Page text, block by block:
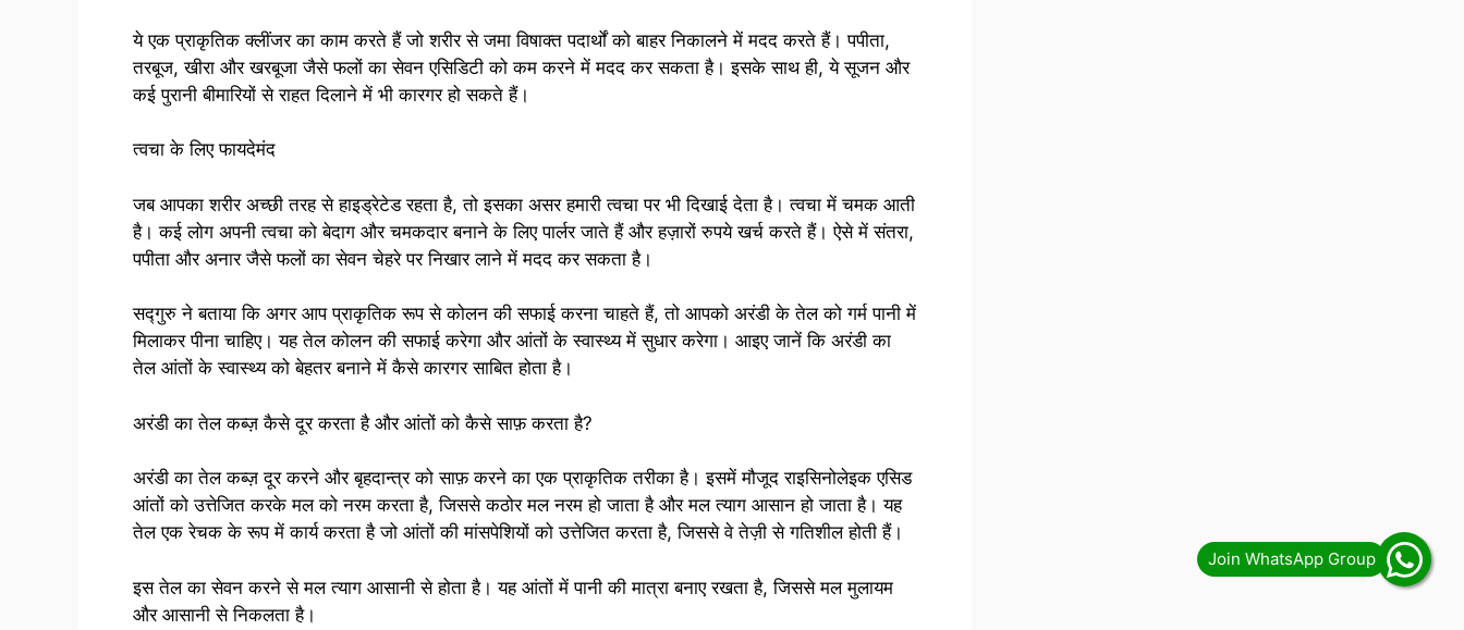
ये एक प्राकृतिक क्लींजर का काम करते हैं जो शरीर से जमा विषाक्त पदार्थों को बाहर निकालने में मदद करते हैं। पपीता,
तरबूज, खीरा और खरबूजा जैसे फलों का सेवन एसिडिटी को कम करने में मदद कर सकता है। इसके साथ ही, ये सूजन और
कई पुरानी बीमारियों से राहत दिलाने में भी कारगर हो सकते हैं।
त्वचा के लिए फायदेमंद
जब आपका शरीर अच्छी तरह से हाइड्रेटेड रहता है, तो इसका असर हमारी त्वचा पर भी दिखाई देता है। त्वचा में चमक आती
है। कई लोग अपनी त्वचा को बेदाग और चमकदार बनाने के लिए पार्लर जाते हैं और हज़ारों रुपये खर्च करते हैं। ऐसे में संतरा,
पपीता और अनार जैसे फलों का सेवन चेहरे पर निखार लाने में मदद कर सकता है।
सद्गुरु ने बताया कि अगर आप प्राकृतिक रूप से कोलन की सफाई करना चाहते हैं, तो आपको अरंडी के तेल को गर्म पानी में
मिलाकर पीना चाहिए। यह तेल कोलन की सफाई करेगा और आंतों के स्वास्थ्य में सुधार करेगा। आइए जानें कि अरंडी का
तेल आंतों के स्वास्थ्य को बेहतर बनाने में कैसे कारगर साबित होता है।
अरंडी का तेल कब्ज़ कैसे दूर करता है और आंतों को कैसे साफ़ करता है?
अरंडी का तेल कब्ज़ दूर करने और बृहदान्त्र को साफ़ करने का एक प्राकृतिक तरीका है। इसमें मौजूद राइसिनोलेइक एसिड
आंतों को उत्तेजित करके मल को नरम करता है, जिससे कठोर मल नरम हो जाता है और मल त्याग आसान हो जाता है। यह
तेल एक रेचक के रूप में कार्य करता है जो आंतों की मांसपेशियों को उत्तेजित करता है, जिससे वे तेज़ी से गतिशील होती हैं।
इस तेल का सेवन करने से मल त्याग आसानी से होता है। यह आंतों में पानी की मात्रा बनाए रखता है, जिससे मल मुलायम
और आसानी से निकलता है।